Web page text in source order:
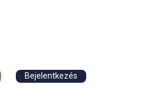
Bejelentkezés